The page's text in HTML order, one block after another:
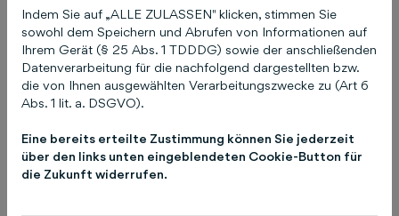
Ansgar Heise,
Indem Sie auf „ALLE ZULASSEN" klicken, stimmen Sie
sowohl dem Speichern und Abrufen von Informationen auf
Ihrem Gerät (§ 25 Abs. 1 TDDDG) sowie der anschließenden
Datenverarbeitung für die nachfolgend dargestellten bzw.
die von Ihnen ausgewählten Verarbeitungszwecke zu (Art 6
Abs. 1 lit. a. DSGVO).
Eine bereits erteilte Zustimmung können Sie jederzeit
über den links unten eingeblendeten Cookie-Button für
die Zukunft widerrufen.